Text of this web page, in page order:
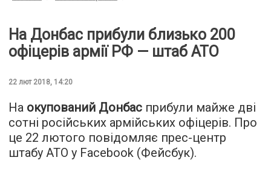
На Донбас прибули близько 200
офіцерів армії РФ — штаб АТО
22 лют 2018, 14:20
На окупований Донбас прибули майже дві
сотні російських армійських офіцерів. Про
це 22 лютого повідомляє прес-центр
штабу АТО у Facebook (Фейсбук).